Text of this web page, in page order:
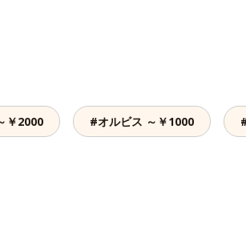
￥2000 #オルビス ～￥1000